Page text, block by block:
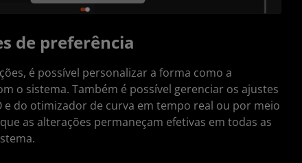
de preferência
é possível personalizar a forma como a
o sistema. Também é possível gerenciar os ajustes
e do otimizador de curva em tempo real ou por meio
as alterações permaneçam efetivas em todas as